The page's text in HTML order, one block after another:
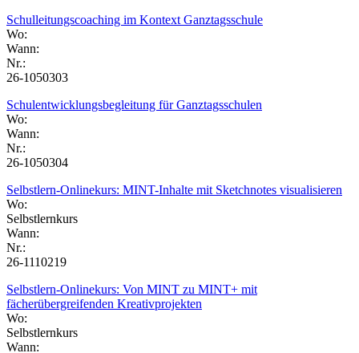
Schulleitungscoaching im Kontext Ganztagsschule
Wo:
Wann:
Nr.:
26-1050303
Schulentwicklungsbegleitung für Ganztagsschulen
Wo:
Wann:
Nr.:
26-1050304
Selbstlern-Onlinekurs: MINT-Inhalte mit Sketchnotes visualisieren
Wo:
Selbstlernkurs
Wann:
Nr.:
26-1110219
Selbstlern-Onlinekurs: Von MINT zu MINT+ mit
fächerübergreifenden Kreativprojekten
Wo:
Selbstlernkurs
Wann: